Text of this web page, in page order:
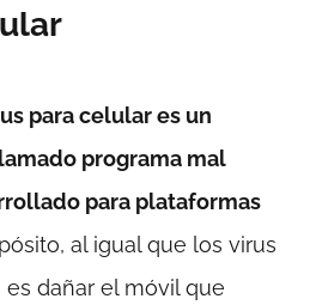
para celular es un
programa mal
para plataformas
al igual que los virus
dañar el móvil que